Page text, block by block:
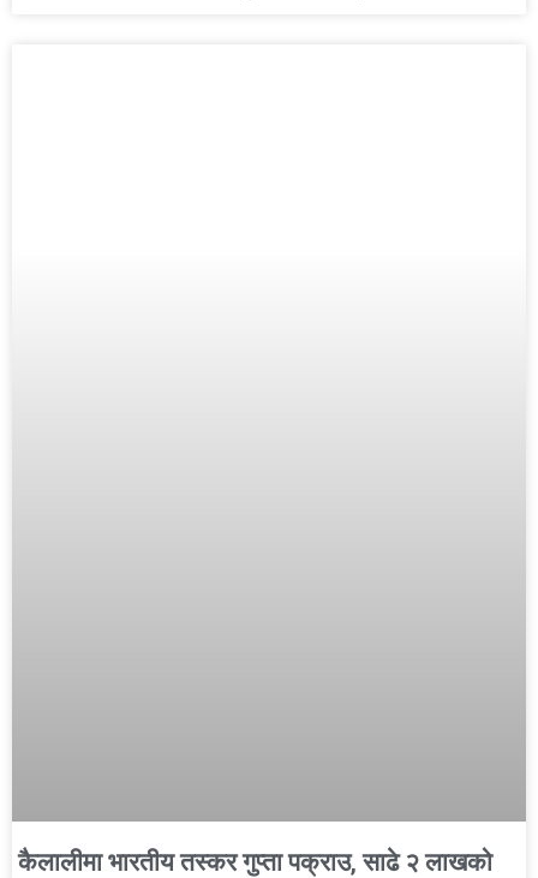
कैलालीमा भारतीय तस्कर गुप्ता पक्राउ, साढे २ लाखको